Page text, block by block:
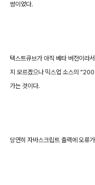
썽이었다.
텍스트큐브가 아직 베타 버전이라
지 모르겠으나 믹스업 소스의
가는 것이다.
당연히 자바스크립트 출력에 오류